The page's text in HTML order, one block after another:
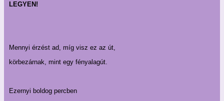
LEGYEN!
Mennyi érzést ad, míg visz ez az út,
körbezárnak, mint egy fényalagút.
Ezernyi boldog percben